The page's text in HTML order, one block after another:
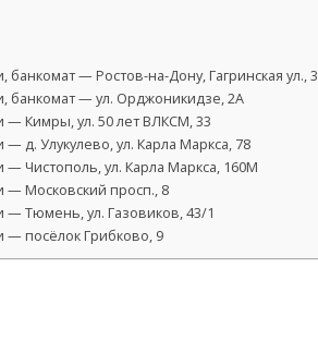
банкомат — Ростов-на-Дону, Гагринская ул., 3
банкомат — ул. Орджоникидзе, 2А
— Кимры, ул. 50 лет ВЛКСМ, 33
— д. Улукулево, ул. Карла Маркса, 78
— Чистополь, ул. Карла Маркса, 160М
— Московский просп., 8
— Тюмень, ул. Газовиков, 43/1
— посёлок Грибково, 9